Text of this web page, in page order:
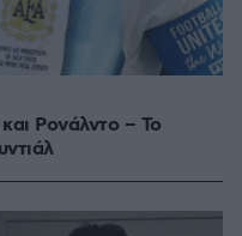
Ρονάλντο – Το